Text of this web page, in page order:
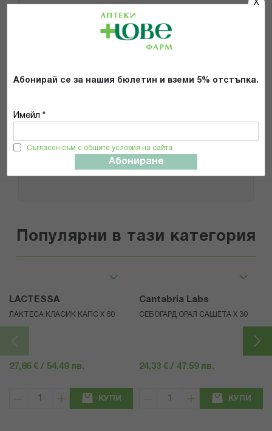
X
Абонирай се за нашия бюлетин и вземи 5% отстъпка.
Имейл *
Съгласен съм с общите условия на сайта
Абониране
Добави снимки
Прочетох и се съгласявам с
ИЗПРАТИ
Популярни в тази категория
LACTESSA
ЛАКТЕСА КЛАСИК КАПС Х 60
27,86 € / 54.49 лв.
КУПИ
Cantabria Labs
СЕБОГАРД ОРАЛ САШЕТА Х 30
24,33 € / 47.59 лв.
КУПИ